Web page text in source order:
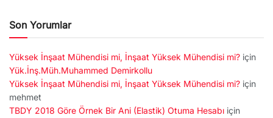
Son Yorumlar
Yüksek İnşaat Mühendisi mi, İnşaat Yüksek Mühendisi mi? için
Yük.İnş.Müh.Muhammed Demirkollu
Yüksek İnşaat Mühendisi mi, İnşaat Yüksek Mühendisi mi? için
mehmet
TBDY 2018 Göre Örnek Bir Ani (Elastik) Otuma Hesabı için